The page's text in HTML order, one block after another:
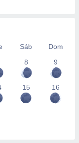
Sáb
Dom
8 9
15 16